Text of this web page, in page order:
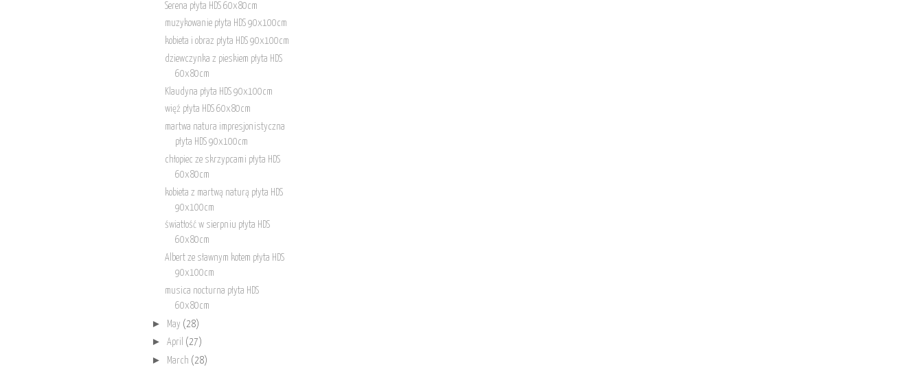
Serena płyta HDS 60x80cm
muzykowanie płyta HDS 90x100cm
kobieta i obraz płyta HDS 90x100cm
dziewczynka z pieskiem płyta HDS
60x80cm
Klaudyna płyta HDS 90x100cm
więź płyta HDS 60x80cm
martwa natura impresjonistyczna
płyta HDS 90x100cm
chłopiec ze skrzypcami płyta HDS
60x80cm
kobieta z martwą naturą płyta HDS
90x100cm
światłość w sierpniu płyta HDS
60x80cm
Albert ze sławnym kotem płyta HDS
90x100cm
musica nocturna płyta HDS
60x80cm
► May (28)
► April (27)
► March (28)